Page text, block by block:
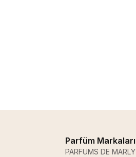
Parfüm Markaları
PARFUMS DE MARLY